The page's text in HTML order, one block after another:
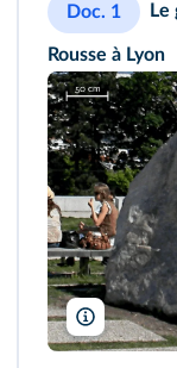
Doc. 1 Le
Rousse à Lyon
Xavier